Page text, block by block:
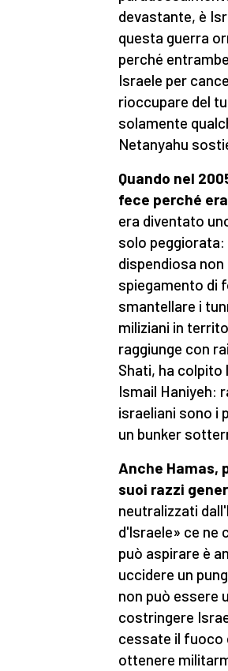
devastante, è
questa guerra
perché
Israele per
rioccupare del
solamente
Netanyahu
Quando nel
fece perché
era diventato
solo peggiorata:
dispendiosa
spiegamento di
smantellare i
miliziani in
raggiunge con
Shati, ha colpito
Ismail Haniyeh:
israeliani sono i
un bunker
Anche Hamas,
suoi razzi
neutralizzati
d'Israele» ce ne
può aspirare è
uccidere un
non può essere
costringere
cessate il fuoco
ottenere